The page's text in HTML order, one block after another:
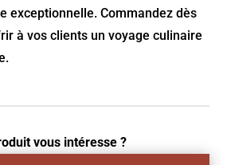
exceptionnelle. Commandez dès
à vos clients un voyage culinaire
vous intéresse ?